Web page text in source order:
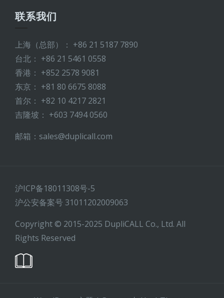
联系我们
上海（总部）： +86 21 5187 7890
台北： +86 21 5461 0558
香港： +852 2578 9081
东京： +81 80 6675 8088
首尔： +82 10 4217 2821
吉隆坡： +603 7494 0560
邮箱：sales@duplicall.com
沪ICP备18011308号-5
沪公安备案号 31011202009063
Copyright © 2015-2025 DupliCALL Co., Ltd. All
Rights Reserved